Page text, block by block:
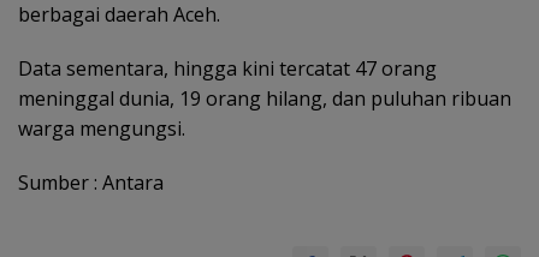
berbagai daerah Aceh.
Data sementara, hingga kini tercatat 47 orang
meninggal dunia, 19 orang hilang, dan puluhan ribuan
warga mengungsi.
Sumber : Antara